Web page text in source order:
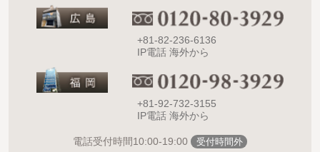
+81-82-236-6136
IP電話 海外から
+81-92-732-3155
IP電話 海外から
電話受付時間10:00-19:00 受付時間外